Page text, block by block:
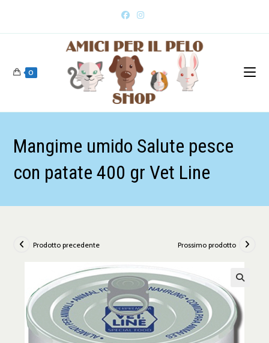
0
Mangime umido Salute pesce
con patate 400 gr Vet Line
Prodotto precedente Prossimo prodotto